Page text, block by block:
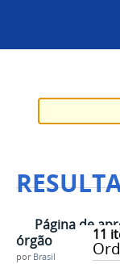
11
Página de
órgão
por Brasil